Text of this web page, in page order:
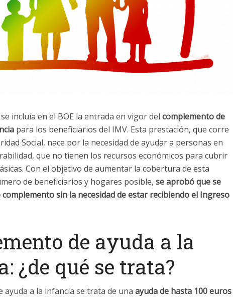
incluía en el BOE la entrada en vigor del complemento de
para los beneficiarios del IMV. Esta prestación, que corre
Social, nace por la necesidad de ayudar a personas en
que no tienen los recursos económicos para cubrir
Con el objetivo de aumentar la cobertura de esta
de beneficiarios y hogares posible, se aprobó que se
sin la necesidad de estar recibiendo el Ingreso
de ayuda a la
¿de qué se trata?
ayuda a la infancia se trata de una ayuda de hasta 100 euros